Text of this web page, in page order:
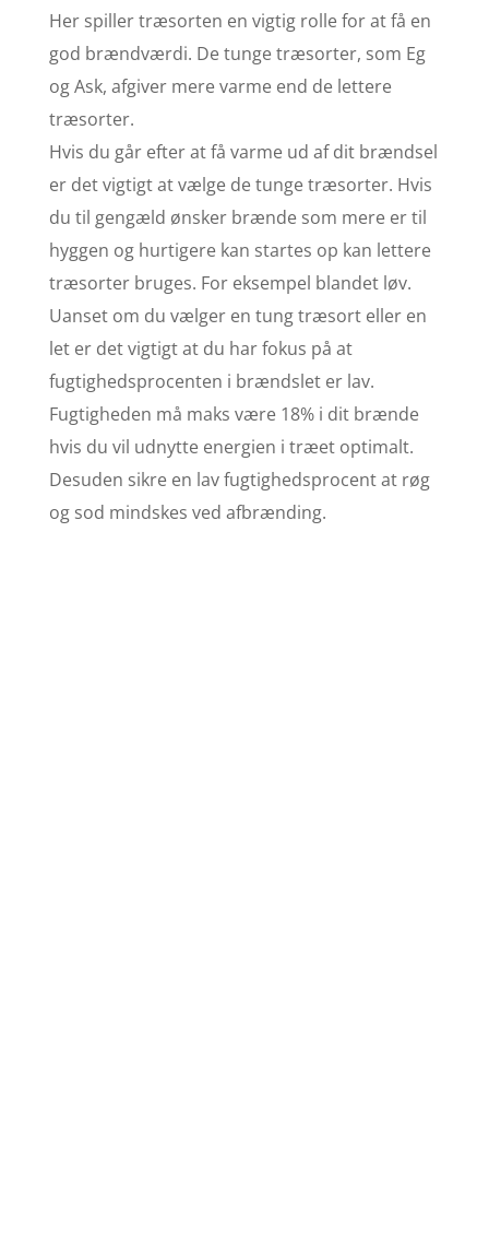
Her spiller træsorten en vigtig rolle for at få en
god brændværdi. De tunge træsorter, som Eg
og Ask, afgiver mere varme end de lettere
træsorter.
Hvis du går efter at få varme ud af dit brændsel
er det vigtigt at vælge de tunge træsorter. Hvis
du til gengæld ønsker brænde som mere er til
hyggen og hurtigere kan startes op kan lettere
træsorter bruges. For eksempel blandet løv.
Uanset om du vælger en tung træsort eller en
let er det vigtigt at du har fokus på at
fugtighedsprocenten i brændslet er lav.
Fugtigheden må maks være 18% i dit brænde
hvis du vil udnytte energien i træet optimalt.
Desuden sikre en lav fugtighedsprocent at røg
og sod mindskes ved afbrænding.